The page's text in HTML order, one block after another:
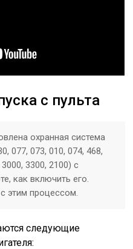
с пульта
охранная система
077, 073, 010, 074, 468,
3300, 2100) с
как включить его.
этим процессом.
следующие